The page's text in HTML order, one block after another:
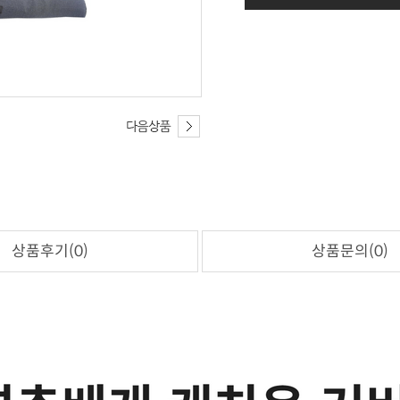
상품후기(0) 상품문의(0)